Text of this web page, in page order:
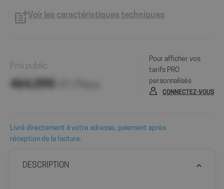
Voir les caractéristiques techniques
Prix public
464,09€
Pour afficher vos
tarifs PRO
personnalisés
CONNECTEZ-VOUS
Livré directement à votre adresse, paiement après
réception de la facture.
DESCRIPTION